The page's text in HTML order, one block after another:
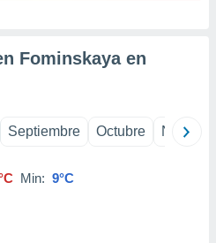
Fominskaya en
Septiembre Octubre
Min: 9°C